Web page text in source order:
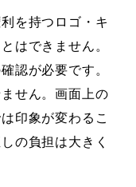
を持つロゴ・キ
はできません。
認が必要です。
せん。画面上の
印象が変わるこ
の負担は大きく